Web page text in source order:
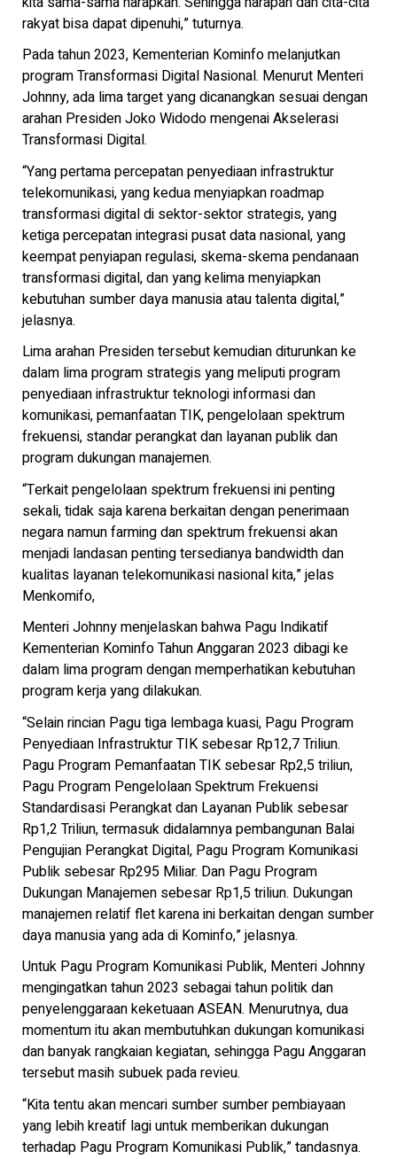
rakyat bisa dapat dipenuhi,” tuturnya.
Pada tahun 2023, Kementerian Kominfo melanjutkan
program Transformasi Digital Nasional. Menurut Menteri
Johnny, ada lima target yang dicanangkan sesuai dengan
arahan Presiden Joko Widodo mengenai Akselerasi
Transformasi Digital.
“Yang pertama percepatan penyediaan infrastruktur
telekomunikasi, yang kedua menyiapkan roadmap
transformasi digital di sektor-sektor strategis, yang
ketiga percepatan integrasi pusat data nasional, yang
keempat penyiapan regulasi, skema-skema pendanaan
transformasi digital, dan yang kelima menyiapkan
kebutuhan sumber daya manusia atau talenta digital,”
jelasnya.
Lima arahan Presiden tersebut kemudian diturunkan ke
dalam lima program strategis yang meliputi program
penyediaan infrastruktur teknologi informasi dan
komunikasi, pemanfaatan TIK, pengelolaan spektrum
frekuensi, standar perangkat dan layanan publik dan
program dukungan manajemen.
“Terkait pengelolaan spektrum frekuensi ini penting
sekali, tidak saja karena berkaitan dengan penerimaan
negara namun farming dan spektrum frekuensi akan
menjadi landasan penting tersedianya bandwidth dan
kualitas layanan telekomunikasi nasional kita,” jelas
Menkomifo,
Menteri Johnny menjelaskan bahwa Pagu Indikatif
Kementerian Kominfo Tahun Anggaran 2023 dibagi ke
dalam lima program dengan memperhatikan kebutuhan
program kerja yang dilakukan.
“Selain rincian Pagu tiga lembaga kuasi, Pagu Program
Penyediaan Infrastruktur TIK sebesar Rp12,7 Triliun.
Pagu Program Pemanfaatan TIK sebesar Rp2,5 triliun,
Pagu Program Pengelolaan Spektrum Frekuensi
Standardisasi Perangkat dan Layanan Publik sebesar
Rp1,2 Triliun, termasuk didalamnya pembangunan Balai
Pengujian Perangkat Digital, Pagu Program Komunikasi
Publik sebesar Rp295 Miliar. Dan Pagu Program
Dukungan Manajemen sebesar Rp1,5 triliun. Dukungan
manajemen relatif flet karena ini berkaitan dengan sumber
daya manusia yang ada di Kominfo,” jelasnya.
Untuk Pagu Program Komunikasi Publik, Menteri Johnny
mengingatkan tahun 2023 sebagai tahun politik dan
penyelenggaraan keketuaan ASEAN. Menurutnya, dua
momentum itu akan membutuhkan dukungan komunikasi
dan banyak rangkaian kegiatan, sehingga Pagu Anggaran
tersebut masih subuek pada revieu.
“Kita tentu akan mencari sumber sumber pembiayaan
yang lebih kreatif lagi untuk memberikan dukungan
terhadap Pagu Program Komunikasi Publik,” tandasnya.